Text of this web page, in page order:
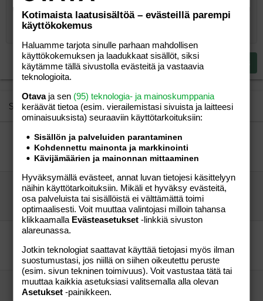
Suurenna sisennystä
10
12
15
18
22
26
Book Antiqua
Georgia
Tahoma
Trebuchet MS
Verdana
Keskitä
Justify text
Heading 1
Heading 2
Heading 3
Poista luonnos
Lähetä vastaus
Similar threads
Länsi-Hki:stä leikkikavereita
Maira82 Perhe-elämä
0
Perhe-elämä
17.07.2008
Maira82
Länsi-Hki:stä leikkikavereita
Maira82 Perhe-elämä
0
Perhe-elämä
17.07.2008
Maira82
Tampereen ensiodottajat...
Evelyn83
Perhe-elämä
0
Perhe-elämä
17.01.2006
Evelyn83
Ystäviä Turusta?
riikkis82 Perhe-elämä
Kotimaista laatusisältöä – evästeillä parempi
käyttökokemus
Haluamme tarjota sinulle parhaan mahdollisen
käyttökokemuksen ja laadukkaat sisällöt, siksi
käytämme tällä sivustolla evästeitä ja vastaavia
teknologioita.
Otavaja sen (95) teknologia- ja mainoskumppania
keräävät tietoa (esim. vierailemis­tasi sivuista ja laitteesi
ominaisuuk­sista) seuraaviin käyttötarkoituksiin:
Sisällön ja palveluiden parantaminen
Kohdennettu mainonta ja markkinointi
Kävijämäärien ja mainonnan mittaaminen
Hyväksymällä evästeet, annat luvan tietojesi käsittelyyn
näihin käyttötarkoituksiin. Mikäli et hyväksy evästeitä,
osa palveluista tai sisällöistä ei välttämättä toimi
optimaalisesti. Voit muuttaa valintojasi milloin tahansa
klikkaamalla Evästeasetukset -linkkiä sivuston
alareunassa.
Jotkin teknologiat saattavat käyttää tietojasi myös ilman
suostumustasi, jos niillä on siihen oikeutettu peruste
(esim. sivun tekninen toimivuus). Voit vastustaa tätä tai
muuttaa kaikkia asetuksiasi valitsemalla alla olevan
Asetukset -painikkeen.